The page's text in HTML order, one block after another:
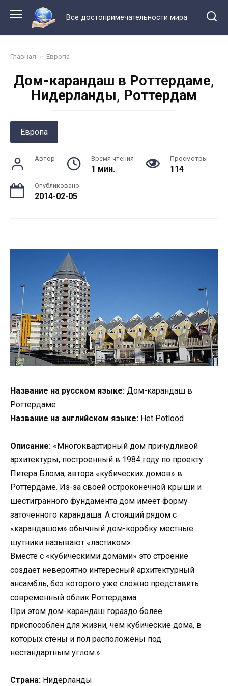
контенту
Все достопримечательности мира
Главная » Европа
Дом-карандаш в Роттердаме,
Нидерланды, Роттердам
Европа
Автор Время чтения
1 мин.
Просмотры
114
Опубликовано
2014-02-05
Название на русском языке: Дом-карандаш в
Роттердаме
Название на английском языке: Het Potlood
Описание: «Многоквартирный дом причудливой
архитектуры, построенный в 1984 году по проекту
Питера Блома, автора «кубических домов» в
Роттердаме. Из-за своей остроконечной крыши и
шестигранного фундамента дом имеет форму
заточенного карандаша. А стоящий рядом с
«карандашом» обычный дом-коробку местные
шутники называют «ластиком».
Вместе с «кубическими домами» это строение
создает невероятно интересный архитектурный
ансамбль, без которого уже сложно представить
современный облик Роттердама.
При этом дом-карандаш гораздо более
приспособлен для жизни, чем кубические дома, в
которых стены и пол расположены под
нестандартным углом.»
Страна: Нидерланды